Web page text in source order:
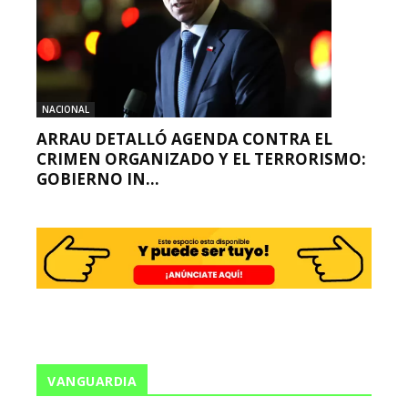
NACIONAL
ARRAU DETALLÓ AGENDA CONTRA EL
CRIMEN ORGANIZADO Y EL TERRORISMO:
GOBIERNO IN...
VANGUARDIA